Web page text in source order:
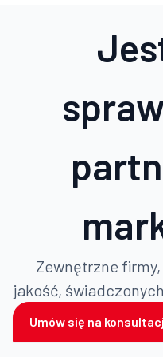
Zewnętrzne
jakość,
Umów się na